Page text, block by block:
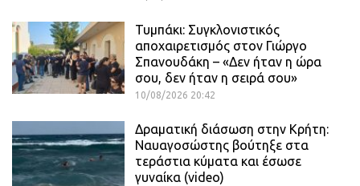
Τυμπάκι: Συγκλονιστικός
αποχαιρετισμός στον Γιώργο
Σπανουδάκη – «Δεν ήταν η ώρα
σου, δεν ήταν η σειρά σου»
10/08/2026 20:42
Δραματική διάσωση στην Κρήτη:
Ναυαγοσώστης βούτηξε στα
τεράστια κύματα και έσωσε
γυναίκα (video)